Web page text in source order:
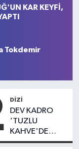
KAR KEYFİ,
Tokdemir
DİZİ
DEV KADRO
'TUZLU
KAHVE'DE
BULUŞTU!